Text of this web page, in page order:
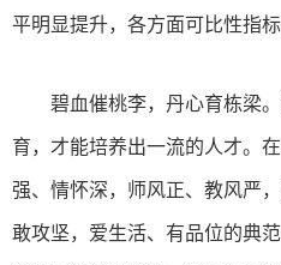
平明显提升，各方面可比性指
碧血催桃李，丹心育栋梁
育，才能培养出一流的人才。
强、情怀深，师风正、教风严
敢攻坚，爱生活、有品位的典